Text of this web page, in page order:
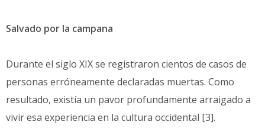
Salvado por la campana
Durante el siglo XIX se registraron cientos de casos de
personas erróneamente declaradas muertas. Como
resultado, existía un pavor profundamente arraigado a
vivir esa experiencia en la cultura occidental [3].